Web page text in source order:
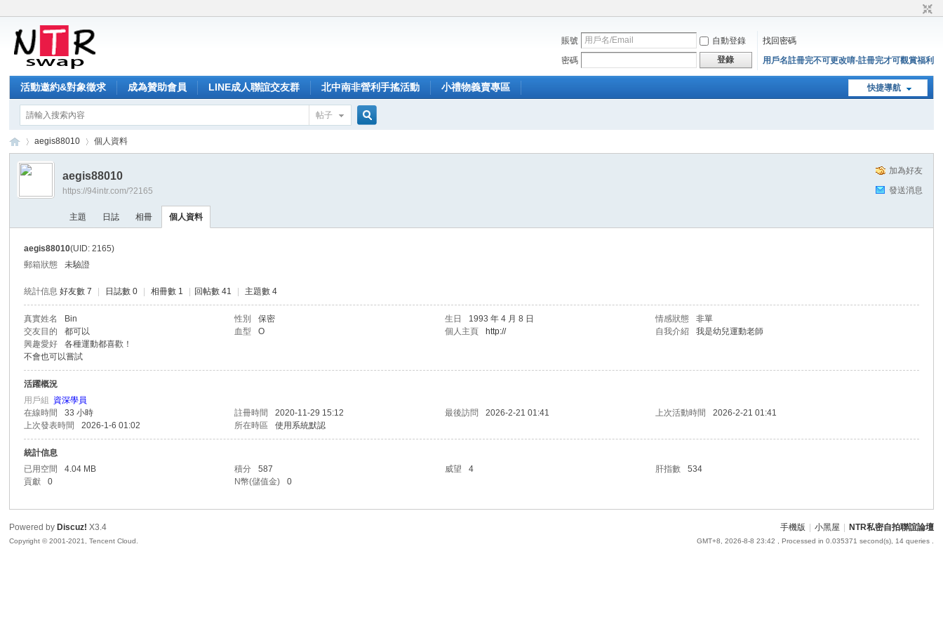
賬號 自動登錄
找回密碼
密碼
登錄 用戶名註冊完不可更改唷-註冊完才可觀賞福利
快捷導航
活動邀約&對象徵求 成為贊助會員 LINE成人聯誼交友群 北中南非營利手搖活動 小禮物義賣專區
帖子
NT›
aegis88010 個人資料
加為好友
發送消息
aegis88010
https://94intr.com/?2165
主題 日誌 相冊 個人資料
aegis88010(UID: 2165)
郵箱狀態
未驗證
統計信息 好友數 7 日誌數 0 相冊數 1 回帖數 41 主題數 4
真實姓名 Bin 性別 保密 生日 1993 年 4 月 8 日 情感狀態
非單
交友目的
都可以 血型 O 個人主頁 http:// 自我介紹
我是幼兒運動老師
興趣愛好
各種運動都喜歡！
不會也可以嘗試
活躍概況
用戶組 資深學員
在線時間
33 小時 註冊時間 2020-11-29 15:12 最後訪問 2026-2-21 01:41 上次活動時間
2026-2-21 01:41
上次發表時間
2026-1-6 01:02 所在時區 使用系統默認
統計信息
已用空間
4.04 MB 積分 587 威望 4 肝指數
534
貢獻
0 N幣(儲值金) 0
手機版 小黑屋 NTR私密自拍聯誼論壇
GMT+8, 2026-8-8 23:42 , Processed in 0.035371 second(s), 14 queries .
Powered by Discuz! X3.4
Copyright © 2001-2021, Tencent Cloud.